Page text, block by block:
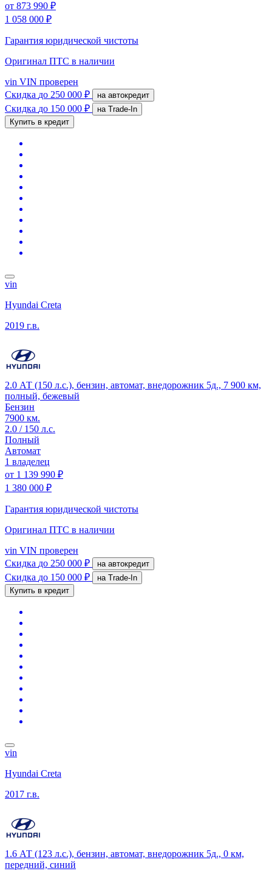
от 873 990 ₽
1 058 000 ₽
Гарантия юридической чистоты
Оригинал ПТС в наличии
vin VIN проверен
Скидка до 250 000 ₽ на автокредит
Скидка до 150 000 ₽
на Trade-In
Купить в кредит
vin
Hyundai Creta
2019 г.в.
2.0 АТ (150 л.с.), бензин, автомат, внедорожник 5д., 7 900 км,
полный, бежевый
Бензин
7900 км.
2.0 / 150 л.с.
Полный
Автомат
1 владелец
от 1 139 990 ₽
1 380 000 ₽
Гарантия юридической чистоты
Оригинал ПТС в наличии
vin VIN проверен
Скидка до 250 000 ₽ на автокредит
Скидка до 150 000 ₽
на Trade-In
Купить в кредит
vin
Hyundai Creta
2017 г.в.
1.6 АТ (123 л.с.), бензин, автомат, внедорожник 5д., 0 км,
передний, синий